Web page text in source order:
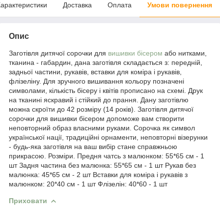
Доставка Оплата Умови повернення
Опис
Заготівля дитячої сорочки для вишивки бісером або нитками,
тканина - габардин, дана заготівля складається з: передній,
задньої частини, рукавів, вставки для коміра і рукавів,
флізеліну. Для зручного вишивання кольору позначені
символами, кількість бісеру і квітів прописано на схемі. Друк
на тканині яскравий і стійкий до прання. Дану заготівлю
можна скроїти до 42 розміру (14 років). Заготівля дитячої
сорочки для вишивки бісером допоможе вам створити
неповторний образ власними руками. Сорочка як символ
української нації, традиційні орнаменти, неповторні візерунки
- будь-яка заготівля на ваш вибір стане справжньою
прикрасою. Розміри. Предня чатсь з малюнком: 55*65 см - 1
шт Задня частина без малюнка: 55*65 см - 1 шт Рукав без
малюнка: 45*65 см - 2 шт Вставки для коміра і рукавів з
малюнком: 20*40 см - 1 шт Флізелін: 40*60 - 1 шт
Приховати